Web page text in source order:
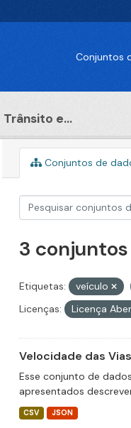
Conjuntos
e...
Conjuntos de
3
Etiquetas: veículo
Licenças:
Licença
Velocidade das
Esse conjunto de
apresentados
CSV JSON